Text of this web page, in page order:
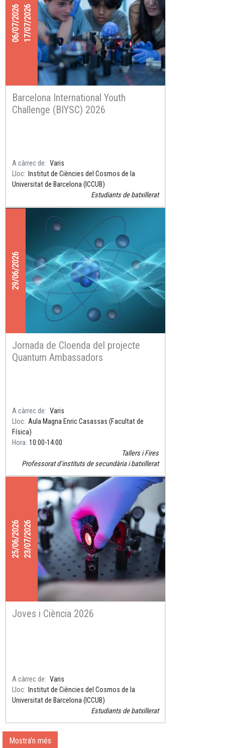
06/07/202617/07/2026
Barcelona International Youth
Challenge (BIYSC) 2026
A càrrec de
Varis
Lloc
Institut de Ciències del Cosmos de la
Universitat de Barcelona (ICCUB)
Estudiants de batxillerat
29/06/2026
Jornada de Cloenda del projecte
Quantum Ambassadors
A càrrec de
Varis
Lloc Aula Magna Enric Casassas (Facultat de
Física)
Hora 10:00 14:00
Tallers i Fires
Professorat d'instituts de secundària i batxillerat
25/06/202623/07/2026
Joves i Ciència 2026
A càrrec de
Varis
Lloc
Institut de Ciències del Cosmos de la
Universitat de Barcelona (ICCUB)
Estudiants de batxillerat
Mostra'n més